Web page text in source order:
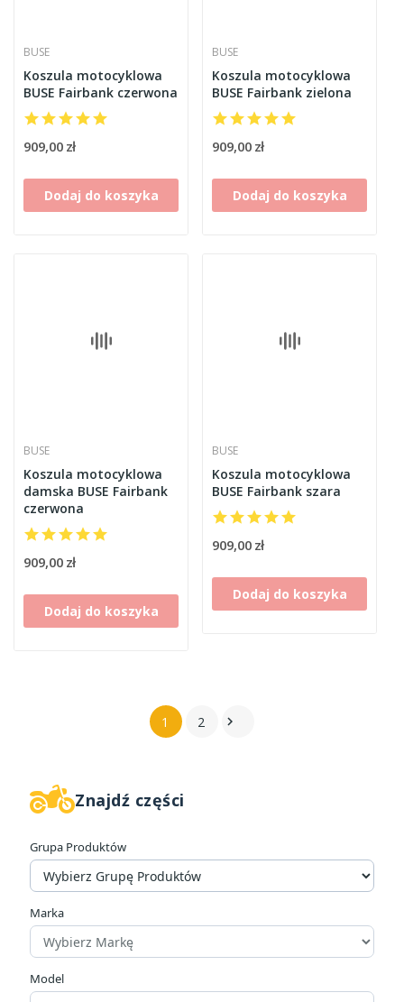
Cena
zł
Producenci
Rozmiar
Znajdź części
Grupa Produktów
Marka
Model
BUSE
Koszula motocyklowa
BUSE Fairbank czerwona
909,00 zł
Dodaj do koszyka
BUSE
Koszula motocyklowa
BUSE Fairbank zielona
909,00 zł
Dodaj do koszyka
BUSE
Koszula motocyklowa
damska BUSE Fairbank
czerwona
909,00 zł
Dodaj do koszyka
BUSE
Koszula motocyklowa
BUSE Fairbank szara
909,00 zł
Dodaj do koszyka
1 2 